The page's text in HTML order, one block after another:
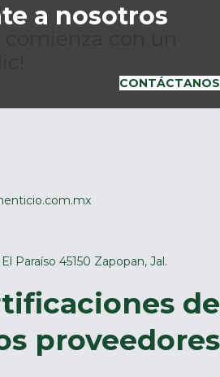
a nosotros
CONTÁCTANOS
Paraíso 45150 Zapopan, Jal.
de
proveedores